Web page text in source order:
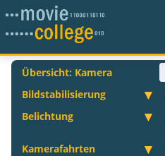
Übersicht: Kamera
Bildstabilisierung
Belichtung
Kamerafahrten